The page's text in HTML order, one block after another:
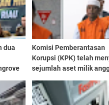
dua
Komisi Pemberantasan
Korupsi (KPK) telah
sejumlah aset milik
stafnya, Bagus
(BGS), senilai Rp22